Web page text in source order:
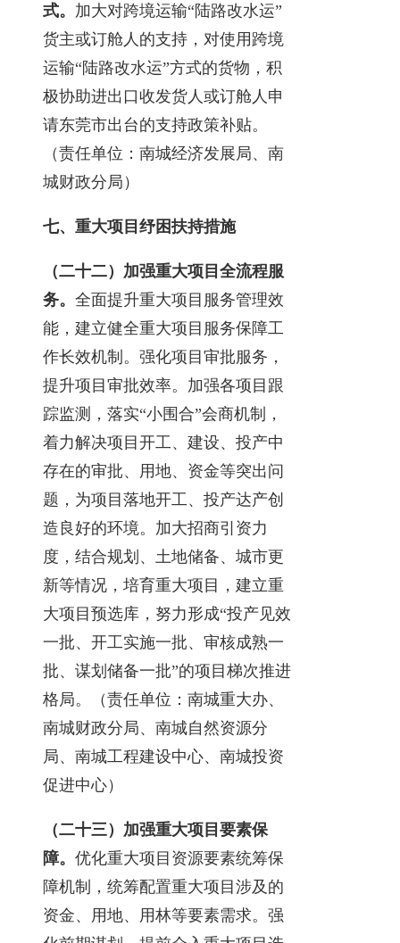
式。 加大对跨境运输“陆路改水运”
货主或订舱人的支持，对使用跨境
运输“陆路改水运”方式的货物，积
极协助进出口收发货人或订舱人申
请东莞市出台的支持政策补贴。
（责任单位：南城经济发展局、南
城财政分局）
七、重大项目纾困扶持措施
（二十二）加强重大项目全流程服
务。 全面提升重大项目服务管理效
能，建立健全重大项目服务保障工
作长效机制。强化项目审批服务，
提升项目审批效率。加强各项目跟
踪监测，落实“小围合”会商机制，
着力解决项目开工、建设、投产中
存在的审批、用地、资金等突出问
题，为项目落地开工、投产达产创
造良好的环境。加大招商引资力
度，结合规划、土地储备、城市更
新等情况，培育重大项目，建立重
大项目预选库，努力形成“投产见效
一批、开工实施一批、审核成熟一
批、谋划储备一批”的项目梯次推进
格局。（责任单位：南城重大办、
南城财政分局、南城自然资源分
局、南城工程建设中心、南城投资
促进中心）
（二十三）加强重大项目要素保
障。 优化重大项目资源要素统筹保
障机制，统筹配置重大项目涉及的
资金、用地、用林等要素需求。强